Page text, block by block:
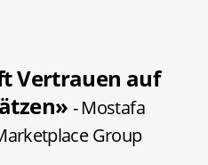
Vertrauen auf
- Mostafa
Group